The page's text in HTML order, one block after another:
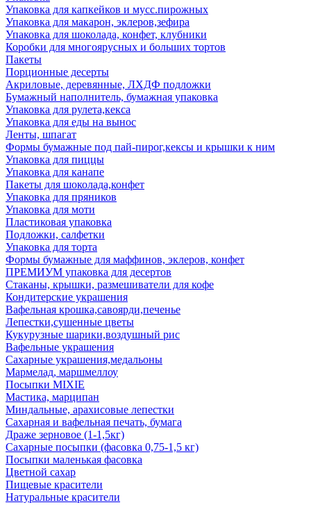
Упаковка для капкейков и мусс.пирожных
Упаковка для макарон, эклеров,зефира
Упаковка для шоколада, конфет, клубники
Коробки для многоярусных и больших тортов
Пакеты
Порционные десерты
Акриловые, деревянные, ЛХДФ подложки
Бумажный наполнитель, бумажная упаковка
Упаковка для рулета,кекса
Упаковка для еды на вынос
Ленты, шпагат
Формы бумажные под пай-пирог,кексы и крышки к ним
Упаковка для пиццы
Упаковка для канапе
Пакеты для шоколада,конфет
Упаковка для пряников
Упаковка для моти
Пластиковая упаковка
Подложки, салфетки
Упаковка для торта
Формы бумажные для маффинов, эклеров, конфет
ПРЕМИУМ упаковка для десертов
Стаканы, крышки, размешиватели для кофе
Кондитерские украшения
Вафельная крошка,савоярди,печенье
Лепестки,сушенные цветы
Кукурузные шарики,воздушный рис
Вафельные украшения
Сахарные украшения,медальоны
Мармелад, маршмеллоу
Посыпки MIXIE
Мастика, марципан
Миндальные, арахисовые лепестки
Сахарная и вафельная печать, бумага
Драже зерновое (1-1,5кг)
Сахарные посыпки (фасовка 0,75-1,5 кг)
Посыпки маленькая фасовка
Цветной сахар
Пищевые красители
Натуральные красители